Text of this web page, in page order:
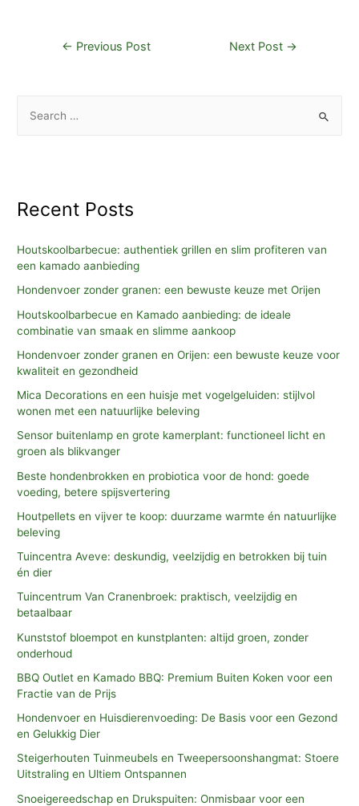
h
o
Recent Posts
Houtskoolbarbecue: authentiek grillen en slim profiteren van
een kamado aanbieding
Hondenvoer zonder granen: een bewuste keuze met Orijen
Houtskoolbarbecue en Kamado aanbieding: de ideale
combinatie van smaak en slimme aankoop
Hondenvoer zonder granen en Orijen: een bewuste keuze voor
kwaliteit en gezondheid
Mica Decorations en een huisje met vogelgeluiden: stijlvol
wonen met een natuurlijke beleving
Sensor buitenlamp en grote kamerplant: functioneel licht en
groen als blikvanger
Beste hondenbrokken en probiotica voor de hond: goede
voeding, betere spijsvertering
Houtpellets en vijver te koop: duurzame warmte én natuurlijke
beleving
Tuincentra Aveve: deskundig, veelzijdig en betrokken bij tuin
én dier
Tuincentrum Van Cranenbroek: praktisch, veelzijdig en
betaalbaar
Kunststof bloempot en kunstplanten: altijd groen, zonder
onderhoud
BBQ Outlet en Kamado BBQ: Premium Buiten Koken voor een
Fractie van de Prijs
Hondenvoer en Huisdierenvoeding: De Basis voor een Gezond
en Gelukkig Dier
Steigerhouten Tuinmeubels en Tweepersoonshangmat: Stoere
Uitstraling en Ultiem Ontspannen
Snoeigereedschap en Drukspuiten: Onmisbaar voor een
Post← Previous Post Next Post →